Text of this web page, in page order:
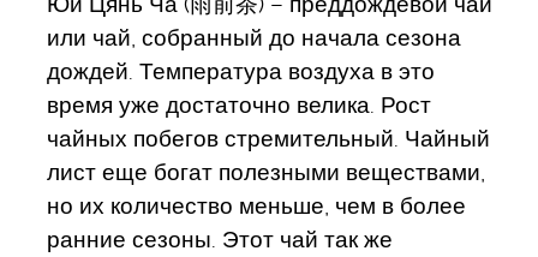
или чай, собранный до начала сезона
дождей. Температура воздуха в это
время уже достаточно велика. Рост
чайных побегов стремительный. Чайный
лист еще богат полезными веществами,
но их количество меньше, чем в более
ранние сезоны. Этот чай так же